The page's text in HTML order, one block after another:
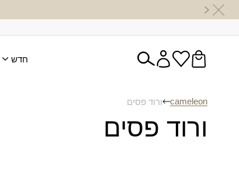
חדש
cameleon ורוד פסים
ורוד פסים